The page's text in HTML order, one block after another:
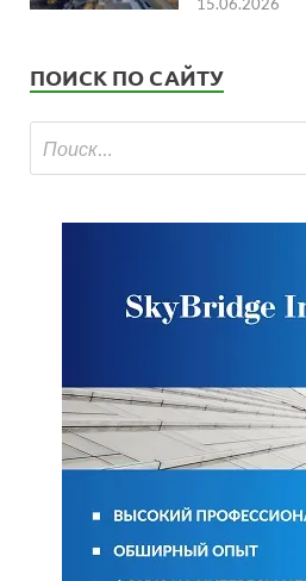
15.06.2026
ПОИСК ПО САЙТУ